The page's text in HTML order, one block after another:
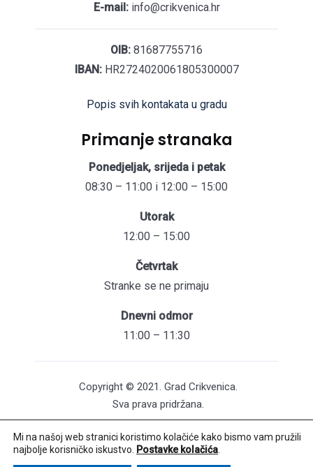
E-mail:info@crikvenica.hr
OIB: 81687755716
IBAN:HR2724020061805300007
Popis svih kontakata u gradu
Primanje stranaka
Ponedjeljak, srijeda i petak
08:30 – 11:00 i 12:00 – 15:00
Utorak
12:00 – 15:00
Četvrtak
Stranke se ne primaju
Dnevni odmor
11:00 – 11:30
Copyright © 2021. Grad Crikvenica.
Sva prava pridržana.
Pristupačnost mrežnih stranica
Održavanje web stranica: UNICITAS / Izrada:
Mi na našoj web stranici koristimo kolačiće kako bismo vam pružili
najbolje korisničko iskustvo.
Postavke kolačića